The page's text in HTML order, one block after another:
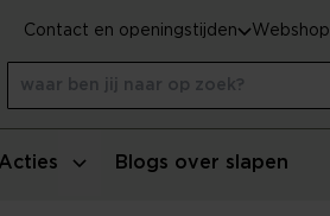
Blogs over slapen
Contact en openingstijden Webshop